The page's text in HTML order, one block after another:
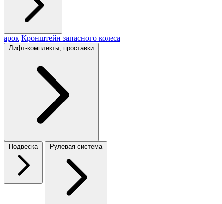
арок Кронштейн запасного колеса
Лифт-комплекты, проставки
Подвеска Рулевая система